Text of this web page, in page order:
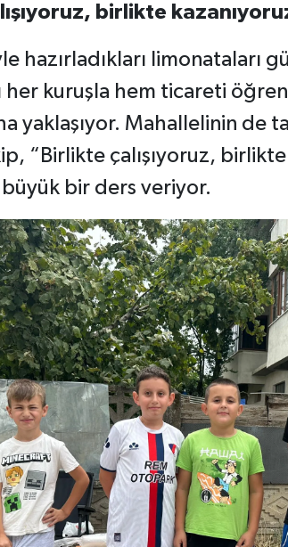
birlikte
hazırladıkları limonataları
her kuruşla hem ticareti
yaklaşıyor. Mahallelinin de
“Birlikte çalışıyoruz,
büyük bir ders veriyor.